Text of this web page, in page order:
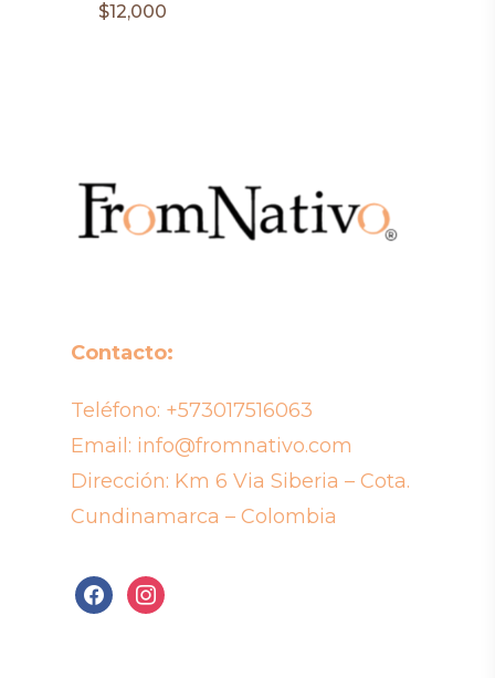
$12,000
Contacto:
Teléfono: +573017516063
Email: info@fromnativo.com
Dirección: Km 6 Via Siberia – Cota.
Cundinamarca – Colombia
facebookinstagram